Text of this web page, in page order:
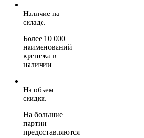
Наличие на
складе.
Более 10 000
наименований
крепежа в
наличии
На объем
скидки.
На большие
партии
предоставляются